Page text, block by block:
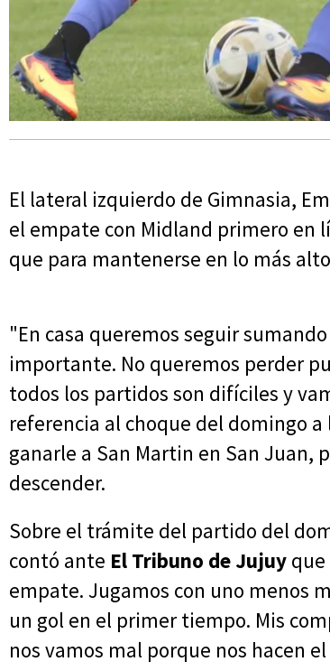
El lateral izquierdo de Gimnasia,
el empate con Midland primero en
que para mantenerse en lo más
"En casa queremos seguir
importante. No queremos perder
todos los partidos son difíciles y
referencia al choque del domingo
ganarle a San Martin en San Juan,
descender.
Sobre el trámite del partido del
contó ante El Tribuno de Jujuy
empate. Jugamos con uno menos
un gol en el primer tiempo. Mis
nos vamos mal porque nos hacen